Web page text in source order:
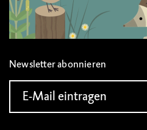
Newsletter abonnieren
E-Mail eintragen